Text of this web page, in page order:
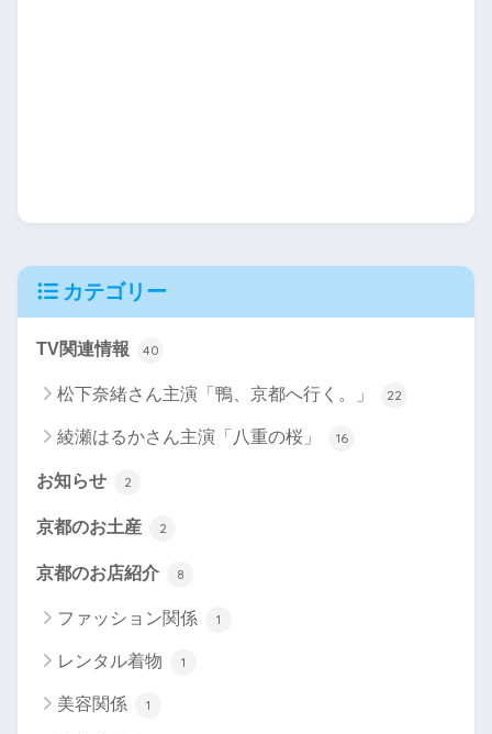
カテゴリー
TV関連情報 40
松下奈緒さん主演「鴨、京都へ行く。」 22
綾瀬はるかさん主演「八重の桜」 16
お知らせ 2
京都のお土産 2
京都のお店紹介 8
ファッション関係 1
レンタル着物 1
美容関係 1